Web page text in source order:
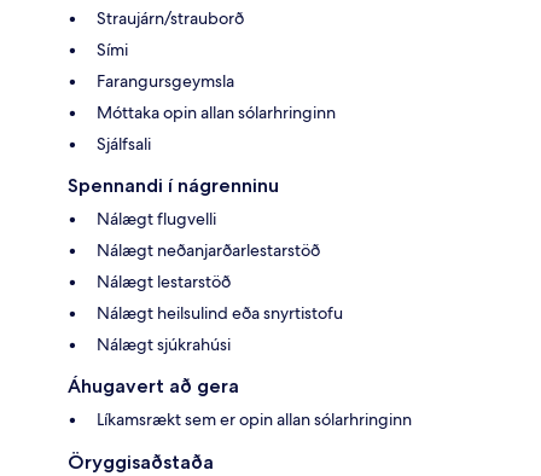
Straujárn/strauborð
Sími
Farangursgeymsla
Móttaka opin allan sólarhringinn
Sjálfsali
Spennandi í nágrenninu
Nálægt flugvelli
Nálægt neðanjarðarlestarstöð
Nálægt lestarstöð
Nálægt heilsulind eða snyrtistofu
Nálægt sjúkrahúsi
Áhugavert að gera
Líkamsrækt sem er opin allan sólarhringinn
Öryggisaðstaða